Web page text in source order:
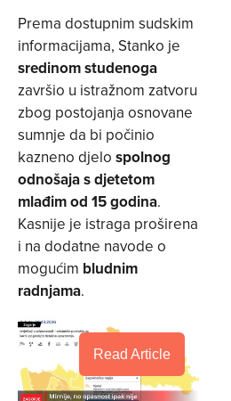
Prema dostupnim sudskim
informacijama, Stanko je
sredinom studenoga
završio u istražnom zatvoru
zbog postojanja osnovane
sumnje da bi počinio
kazneno djelo spolnog
odnošaja s djetetom
mlađim od 15 godina.
Kasnije je istraga proširena
i na dodatne navode o
mogućim bludnim
radnjama.
Read Article